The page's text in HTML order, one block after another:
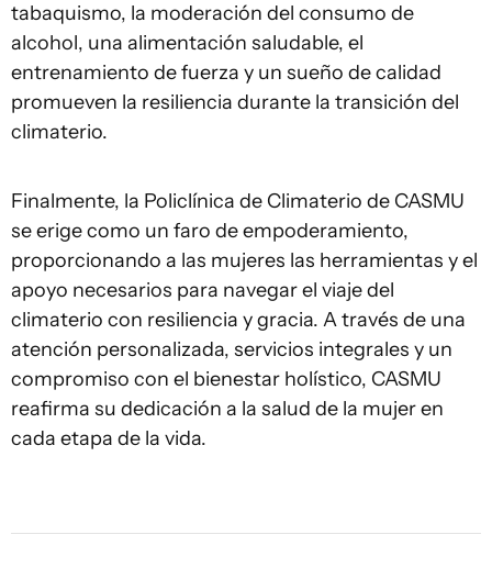
tabaquismo, la moderación del consumo de
alcohol, una alimentación saludable, el
entrenamiento de fuerza y un sueño de calidad
promueven la resiliencia durante la transición del
climaterio.
Finalmente, la Policlínica de Climaterio de CASMU
se erige como un faro de empoderamiento,
proporcionando a las mujeres las herramientas y el
apoyo necesarios para navegar el viaje del
climaterio con resiliencia y gracia. A través de una
atención personalizada, servicios integrales y un
compromiso con el bienestar holístico, CASMU
reafirma su dedicación a la salud de la mujer en
cada etapa de la vida.